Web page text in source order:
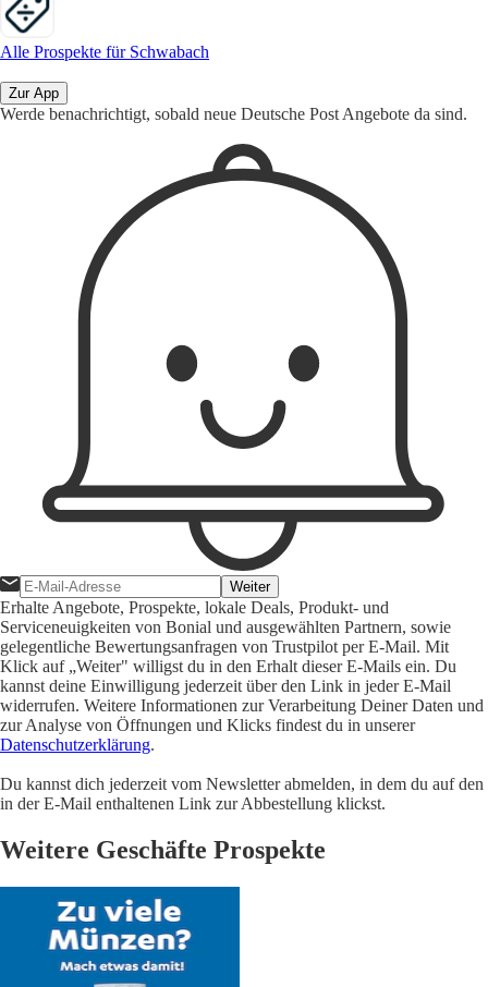
Alle Prospekte für Schwabach
Zur App
Werde benachrichtigt, sobald neue Deutsche Post Angebote da sind.
Weiter
Erhalte Angebote, Prospekte, lokale Deals, Produkt- und
Serviceneuigkeiten von Bonial und ausgewählten Partnern, sowie
gelegentliche Bewertungsanfragen von Trustpilot per E-Mail. Mit
Klick auf „Weiter" willigst du in den Erhalt dieser E-Mails ein. Du
kannst deine Einwilligung jederzeit über den Link in jeder E-Mail
widerrufen. Weitere Informationen zur Verarbeitung Deiner Daten und
zur Analyse von Öffnungen und Klicks findest du in unserer
Datenschutzerklärung.
Du kannst dich jederzeit vom Newsletter abmelden, in dem du auf den
in der E-Mail enthaltenen Link zur Abbestellung klickst.
Weitere Geschäfte Prospekte